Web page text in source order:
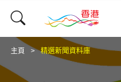
主頁 精選新聞資料庫